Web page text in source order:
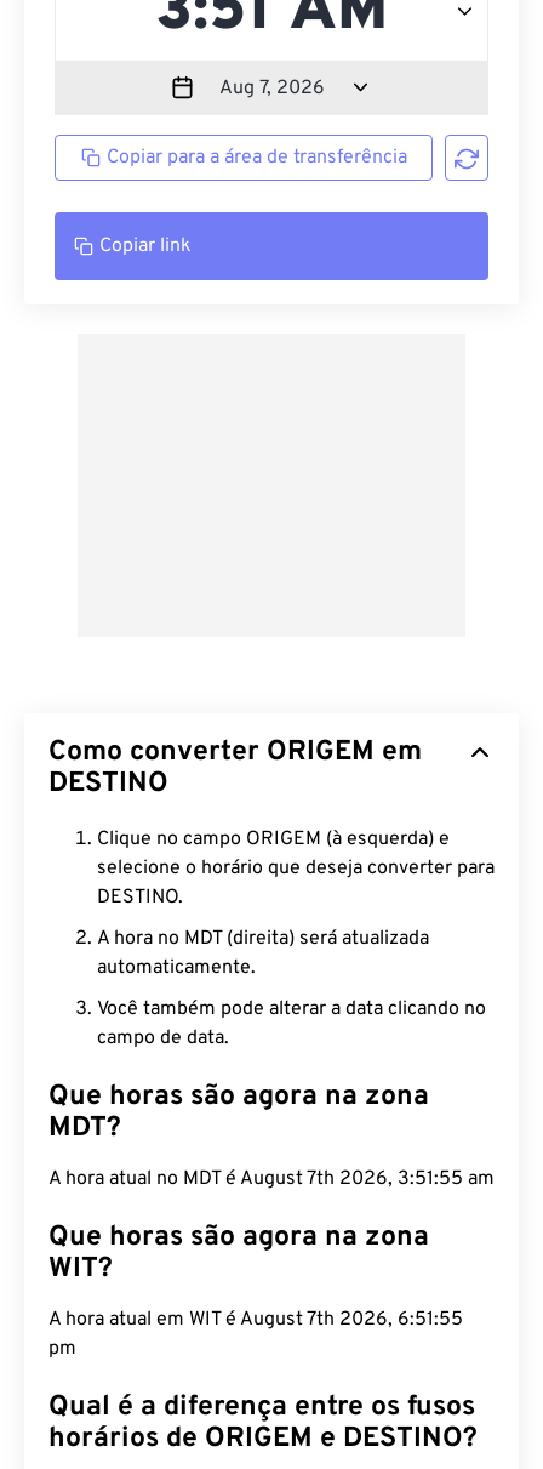
Copiar para a área de transferência
Copiar link
Como converter ORIGEM em
DESTINO
Clique no campo ORIGEM (à esquerda) e
selecione o horário que deseja converter para
DESTINO.
A hora no MDT (direita) será atualizada
automaticamente.
Você também pode alterar a data clicando no
campo de data.
Que horas são agora na zona
MDT?
A hora atual no MDT é August 7th 2026, 3:51:56 am
Que horas são agora na zona
WIT?
A hora atual em WIT é August 7th 2026, 6:51:56
pm
Qual é a diferença entre os fusos
horários de ORIGEM e DESTINO?